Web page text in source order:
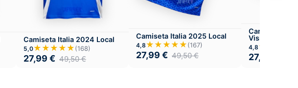
Camiseta Italia 2024 Local
5,0★★★★★(168)
27,99 € 49,50€
Camiseta Italia 2025 Local
4,8 ★★★★★(167)
27,99 € 49,50€
Camiseta
Visitante
4,8
27,99